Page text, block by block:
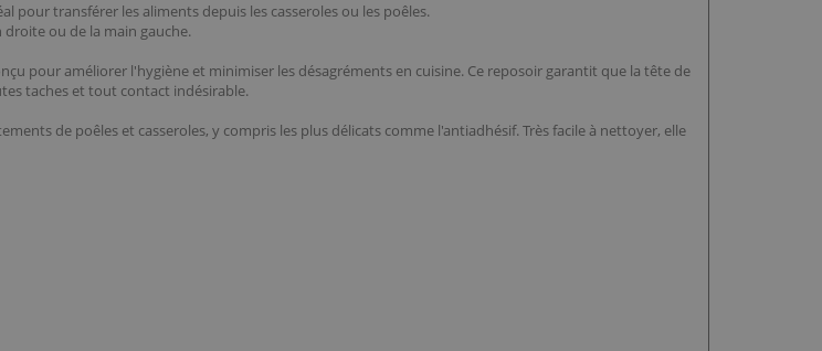
pour transférer les aliments depuis les casseroles ou les poêles.
ou de la main gauche.
pour améliorer l'hygiène et minimiser les désagréments en cuisine. Ce reposoir garantit que la tête de
taches et tout contact indésirable.
de poêles et casseroles, y compris les plus délicats comme l'antiadhésif. Très facile à nettoyer, elle